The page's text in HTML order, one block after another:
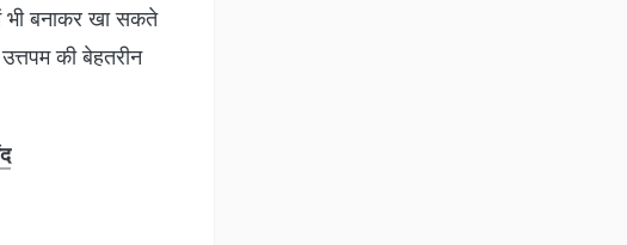
भी बनाकर खा सकते
की बेहतरीन